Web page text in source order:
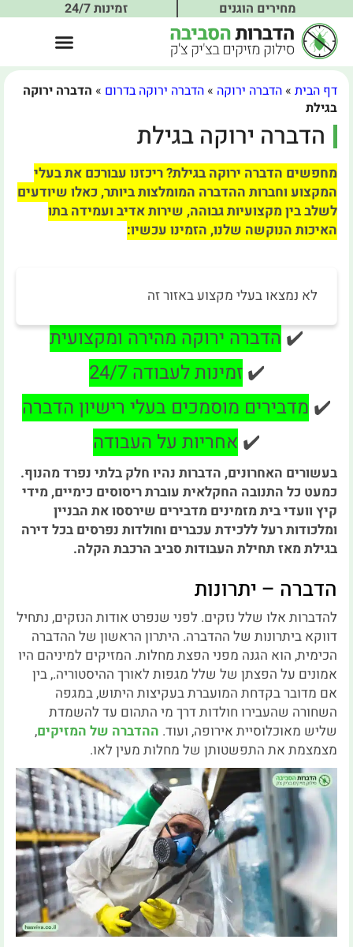
מחירים הוגנים זמינות 24/7
דף הבית »הדברה ירוקה »הדברה ירוקה בדרום » הדברה ירוקה
בגילת
הדברה ירוקה בגילת
מחפשים הדברה ירוקה בגילת? ריכזנו עבורכם את בעלי
המקצוע וחברות ההדברה המומלצות ביותר, כאלו שיודעים
לשלב בין מקצועיות גבוהה, שירות אדיב ועמידה בתו
האיכות הנוקשה שלנו, הזמינו עכשיו:
לא נמצאו בעלי מקצוע באזור זה
✔️ הדברה ירוקה מהירה ומקצועית
✔️זמינות לעבודה 24/7
✔️ מדבירים מוסמכים בעלי רישיון הדברה
✔️ אחריות על העבודה
בעשורים האחרונים, הדברות נהיו חלק בלתי נפרד מהנוף.
כמעט כל התנובה החקלאית עוברת ריסוסים כימיים, מידי
קיץ וועדי בית מזמינים מדבירים שירססו את הבניין
ומלכודות רעל ללכידת עכברים וחולדות נפרסים בכל דירה
בגילת מאז תחילת העבודות סביב הרכבת הקלה.
הדברה – יתרונות
להדברות אלו שלל נזקים. לפני שנפרט אודות הנזקים, נתחיל
דווקא ביתרונות של ההדברה. היתרון הראשון של ההדברה
הכימית, הוא הגנה מפני הפצת מחלות. המזיקים למיניהם היו
אמונים על הפצתן של שלל מגפות לאורך ההיסטוריה., בין
אם מדובר בקדחת המועברת בעקיצות היתוש, במגפה
השחורה שהעבירו חולדות דרך מי התהום עד להשמדת
שליש מאוכלוסיית אירופה, ועוד. ההדברה של המזיקים,
מצמצמת את התפשטותן של מחלות מעין לאו.